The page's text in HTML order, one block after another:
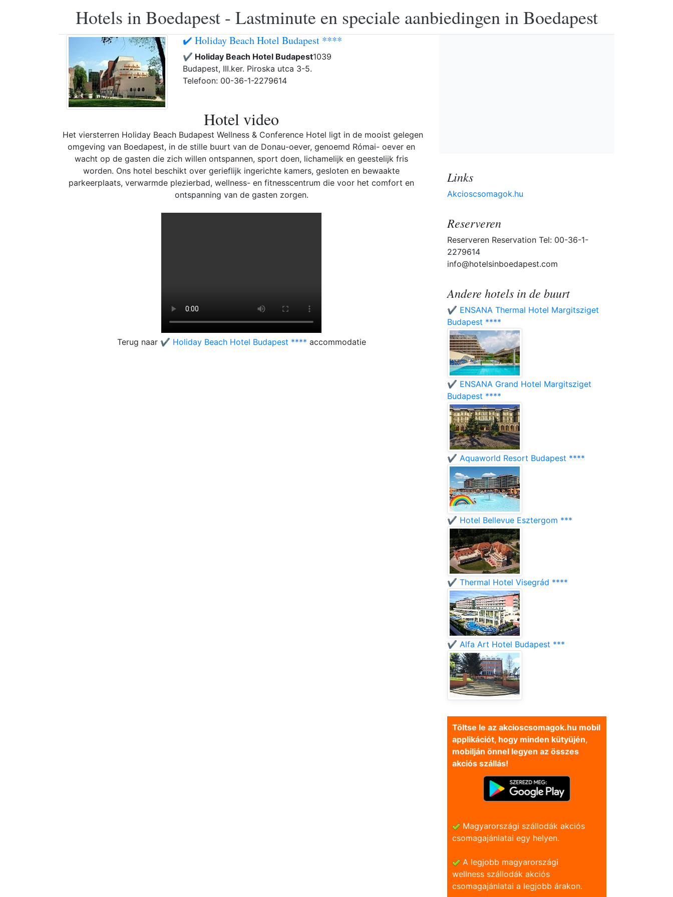
Hotels in Boedapest - Lastminute en speciale aanbiedingen in Boedapest
✔️ Holiday Beach Hotel Budapest ****
✔️ Holiday Beach Hotel Budapest1039
Budapest, III.ker. Piroska utca 3-5.
Telefoon: 00-36-1-2279614
Hotel video
Het viersterren Holiday Beach Budapest Wellness & Conference Hotel ligt in de mooist gelegen
omgeving van Boedapest, in de stille buurt van de Donau-oever, genoemd Római- oever en
wacht op de gasten die zich willen ontspannen, sport doen, lichamelijk en geestelijk fris
worden. Ons hotel beschikt over gerieflijk ingerichte kamers, gesloten en bewaakte
parkeerplaats, verwarmde plezierbad, wellness- en fitnesscentrum die voor het comfort en
ontspanning van de gasten zorgen.
Terug naar ✔️ Holiday Beach Hotel Budapest **** accommodatie
Links
Akcioscsomagok.hu
Reserveren
Reserveren Reservation Tel: 00-36-1-
2279614
info@hotelsinboedapest.com
Andere hotels in de buurt
✔️ ENSANA Thermal Hotel Margitsziget
Budapest ****
✔️ ENSANA Grand Hotel Margitsziget
Budapest ****
✔️ Aquaworld Resort Budapest ****
✔️ Hotel Bellevue Esztergom ***
✔️ Thermal Hotel Visegrád ****
✔️ Alfa Art Hotel Budapest ***
Töltse le az akcioscsomagok.hu mobil
applikációt, hogy minden kütyüjén,
mobilján önnel legyen az összes
akciós szállás!
Magyarországi szállodák akciós
csomagajánlatai egy helyen.
A legjobb magyarországi
wellness szállodák akciós
csomagajánlatai a legjobb árakon.